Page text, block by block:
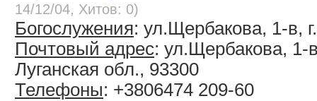
14/12/04, Хитов: 0)
Богослужения: ул.Щербакова, 1-в,
Почтовый адрес: ул.Щербакова, 1-
Луганская обл., 93300
Телефоны: +3806474 209-60